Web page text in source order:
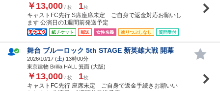
￥13,000 / 枚 1枚
キャストFC先行 S席座席未定 ご自身で返金対応お願いし
ます 公演日の1週間前発送予定
紙チケット 郵送 女性名義 塗りつぶしなし 質問受付
舞台 ブルーロック 5th STAGE 新英雄大戦 開幕
2026/10/17 (土) 13時00分
東京建物 Brillia HALL 箕面 (大阪)
￥13,000 / 枚 1枚
キャストFC先行 座席未定 ご自身で返金手続きお願いい